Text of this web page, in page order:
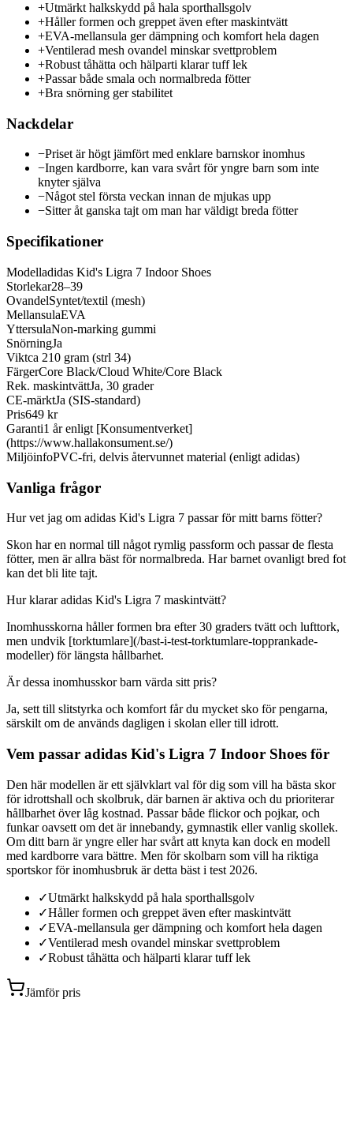
+Utmärkt halkskydd på hala sporthallsgolv
+Håller formen och greppet även efter maskintvätt
+EVA-mellansula ger dämpning och komfort hela dagen
+Ventilerad mesh ovandel minskar svettproblem
+Robust tåhätta och hälparti klarar tuff lek
+Passar både smala och normalbreda fötter
+Bra snörning ger stabilitet
Nackdelar
−Priset är högt jämfört med enklare barnskor inomhus
−Ingen kardborre, kan vara svårt för yngre barn som inte
knyter själva
−Något stel första veckan innan de mjukas upp
−Sitter åt ganska tajt om man har väldigt breda fötter
Specifikationer
Modelladidas Kid's Ligra 7 Indoor Shoes
Storlekar28–39
OvandelSyntet/textil (mesh)
MellansulaEVA
YttersulaNon-marking gummi
SnörningJa
Viktca 210 gram (strl 34)
FärgerCore Black/Cloud White/Core Black
Rek. maskintvättJa, 30 grader
CE-märktJa (SIS-standard)
Pris649 kr
Garanti1 år enligt [Konsumentverket]
(https://www.hallakonsument.se/)
MiljöinfoPVC-fri, delvis återvunnet material (enligt adidas)
Vanliga frågor
Hur vet jag om adidas Kid's Ligra 7 passar för mitt barns fötter?
Skon har en normal till något rymlig passform och passar de flesta
fötter, men är allra bäst för normalbreda. Har barnet ovanligt bred fot
kan det bli lite tajt.
Hur klarar adidas Kid's Ligra 7 maskintvätt?
Inomhusskorna håller formen bra efter 30 graders tvätt och lufttork,
men undvik [torktumlare](/bast-i-test-torktumlare-topprankade-
modeller) för längsta hållbarhet.
Är dessa inomhusskor barn värda sitt pris?
Ja, sett till slitstyrka och komfort får du mycket sko för pengarna,
särskilt om de används dagligen i skolan eller till idrott.
Vem passar adidas Kid's Ligra 7 Indoor Shoes för
Den här modellen är ett självklart val för dig som vill ha bästa skor
för idrottshall och skolbruk, där barnen är aktiva och du prioriterar
hållbarhet över låg kostnad. Passar både flickor och pojkar, och
funkar oavsett om det är innebandy, gymnastik eller vanlig skollek.
Om ditt barn är yngre eller har svårt att knyta kan dock en modell
med kardborre vara bättre. Men för skolbarn som vill ha riktiga
sportskor för inomhusbruk är detta bäst i test 2026.
✓Utmärkt halkskydd på hala sporthallsgolv
✓Håller formen och greppet även efter maskintvätt
✓EVA-mellansula ger dämpning och komfort hela dagen
✓Ventilerad mesh ovandel minskar svettproblem
✓Robust tåhätta och hälparti klarar tuff lek
Jämför pris